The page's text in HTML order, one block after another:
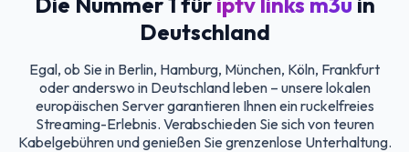
Deutschland
Egal, ob Sie in Berlin, Hamburg, München, Köln, Frankfurt
oder anderswo in Deutschland leben – unsere lokalen
europäischen Server garantieren Ihnen ein ruckelfreies
Streaming-Erlebnis. Verabschieden Sie sich von teuren
Kabelgebühren und genießen Sie grenzenlose Unterhaltung.